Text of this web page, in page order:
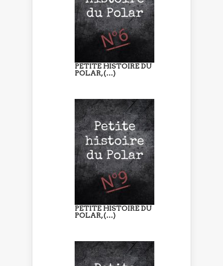
PETITE HISTOIRE DU
POLAR, (…)
PETITE HISTOIRE DU
POLAR, (…)